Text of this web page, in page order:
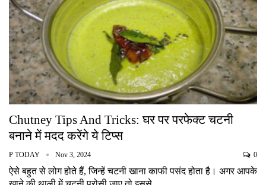
Chutney Tips And Tricks: घर पर परफेक्ट चटनी
बनाने में मदद करेंगे ये टिप्स
P TODAY Nov 3, 2024 0
ऐसे बहुत से लोग होते हैं, जिन्हें चटनी खाना काफी पसंद होता है। अगर आपके